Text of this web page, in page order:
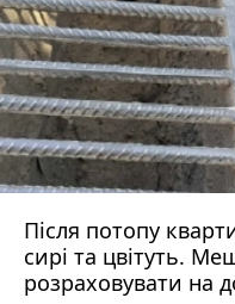
Після потопу
сирі та цвітуть.
розраховувати на